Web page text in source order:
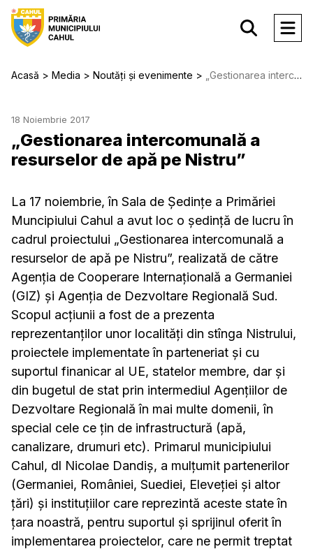
Acasă Media Noutăți și evenimente „Gestionarea intercomunală a resurselor de apă pe Nistru”
18 Noiembrie 2017
„Gestionarea intercomunală a
resurselor de apă pe Nistru”
La 17 noiembrie, în Sala de Ședințe a Primăriei
Muncipiului Cahul a avut loc o ședință de lucru în
cadrul proiectului „Gestionarea intercomunală a
resurselor de apă pe Nistru”, realizată de către
Agenția de Cooperare Internațională a Germaniei
(GIZ) și Agenția de Dezvoltare Regională Sud.
Scopul acțiunii a fost de a prezenta
reprezentanților unor localități din stînga Nistrului,
proiectele implementate în parteneriat și cu
suportul finanicar al UE, statelor membre, dar și
din bugetul de stat prin intermediul Agențiilor de
Dezvoltare Regională în mai multe domenii, în
special cele ce țin de infrastructură (apă,
canalizare, drumuri etc). Primarul municipiului
Cahul, dl Nicolae Dandiș, a mulțumit partenerilor
(Germaniei, României, Suediei, Eleveției și altor
țări) și instituțiilor care reprezintă aceste state în
țara noastră, pentru suportul și sprijinul oferit în
implementarea proiectelor, care ne permit treptat